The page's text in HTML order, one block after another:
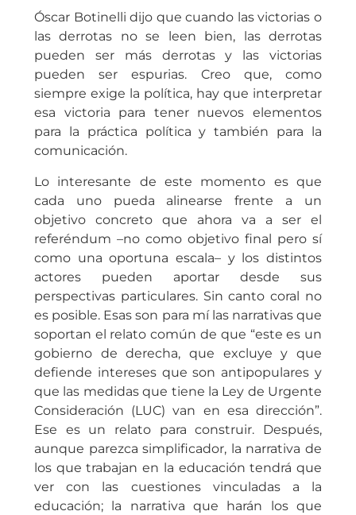
Óscar Botinelli dijo que cuando las victorias o
las derrotas no se leen bien, las derrotas
pueden ser más derrotas y las victorias
pueden ser espurias. Creo que, como
siempre exige la política, hay que interpretar
esa victoria para tener nuevos elementos
para la práctica política y también para la
comunicación.
Lo interesante de este momento es que
cada uno pueda alinearse frente a un
objetivo concreto que ahora va a ser el
referéndum –no como objetivo final pero sí
como una oportuna escala– y los distintos
actores pueden aportar desde sus
perspectivas particulares. Sin canto coral no
es posible. Esas son para mí las narrativas que
soportan el relato común de que “este es un
gobierno de derecha, que excluye y que
defiende intereses que son antipopulares y
que las medidas que tiene la Ley de Urgente
Consideración (LUC) van en esa dirección”.
Ese es un relato para construir. Después,
aunque parezca simplificador, la narrativa de
los que trabajan en la educación tendrá que
ver con las cuestiones vinculadas a la
educación; la narrativa que harán los que